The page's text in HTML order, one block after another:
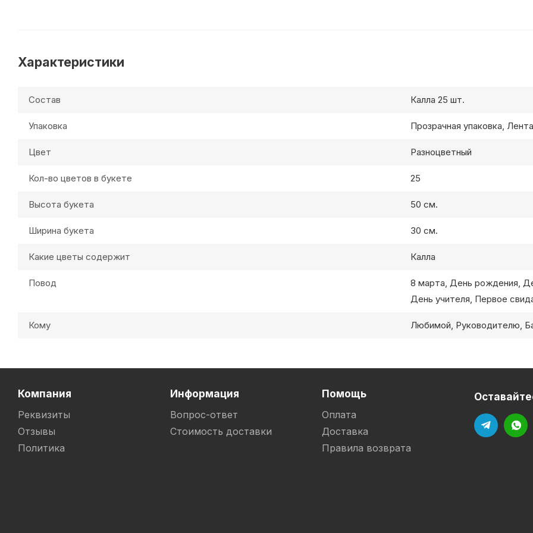
Характеристики
Состав Калла 25 шт.
Упаковка Прозрачная упаковка, Лента
Цвет Разноцветный
Кол-во цветов в букете 25
Высота букета 50 см.
Ширина букета 30 см.
Какие цветы содержит Калла
Повод
8 марта, День рождения,
День учителя, Первое
Кому Любимой, Руководителю,
Компания
Реквизиты
Отзывы
Политика
Информация
Вопрос-ответ
Стоимость доставки
Помощь
Оплата
Доставка
Правила возврата